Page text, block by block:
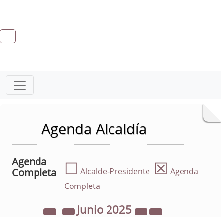
Agenda Alcaldía
Agenda
Completa
☐ Alcalde-Presidente ☒ Agenda
Completa
Junio 2025